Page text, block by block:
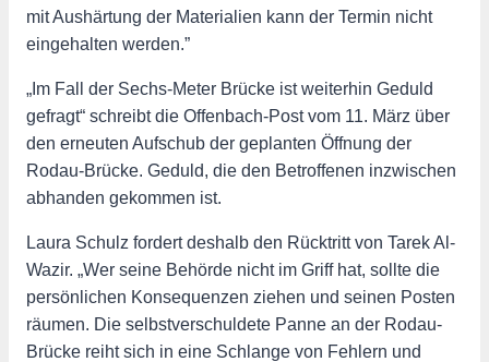
mit Aushärtung der Materialien kann der Termin nicht
eingehalten werden.”
„Im Fall der Sechs-Meter Brücke ist weiterhin Geduld
gefragt“ schreibt die Offenbach-Post vom 11. März über
den erneuten Aufschub der geplanten Öffnung der
Rodau-Brücke. Geduld, die den Betroffenen inzwischen
abhanden gekommen ist.
Laura Schulz fordert deshalb den Rücktritt von Tarek Al-
Wazir. „Wer seine Behörde nicht im Griff hat, sollte die
persönlichen Konsequenzen ziehen und seinen Posten
räumen. Die selbstverschuldete Panne an der Rodau-
Brücke reiht sich in eine Schlange von Fehlern und